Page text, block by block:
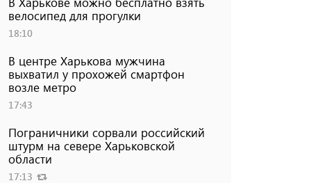
велосипед для прогулки
18:10
В центре Харькова мужчина
выхватил у прохожей смартфон
возле метро
17:43
Пограничники сорвали российский
штурм на севере Харьковской
области
17:13